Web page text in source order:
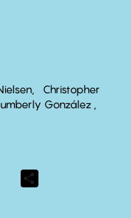
Christopher
González